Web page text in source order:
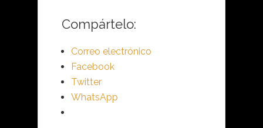
Compártelo:
Correo electrónico
Facebook
Twitter
WhatsApp